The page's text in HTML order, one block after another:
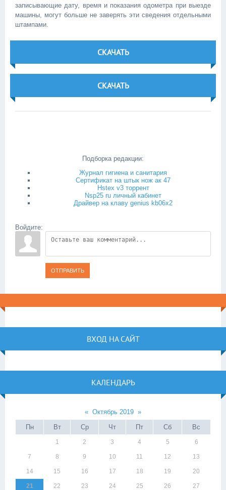
записывающие дату, время и показания одометра при выезде
машины, могут больше не заверять эти сведения отдельными
штампами.
СКАЧАТЬ
СКАЧАТЬ
Подборка редакции:
Журнал гигиена и санитария
Сертификат на штык нож ак 47
Hstex v3 торрент
Nsp25 ru личный кабинет
Драйвер на клаву genius kb06x2
Войдите:
ОТПРАВИТЬ
ВХОД НА САЙТ
КАЛЕНДАРЬ
« Октябрь 2019 »
Пн
Вт Ср Чт Пт Сб Вс
1 2 3 4 5 6
7 8 9 10 11 12 13
14 15 16 17 18 19 20
21 22 23 24 25 26 27